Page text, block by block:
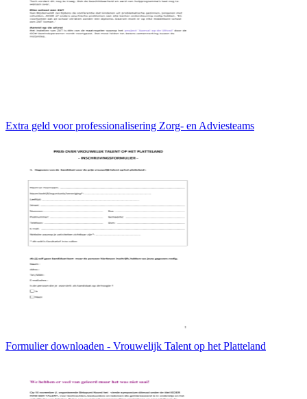
Extra geld voor professionalisering Zorg- en Adviesteams
Formulier downloaden - Vrouwelijk Talent op het Platteland